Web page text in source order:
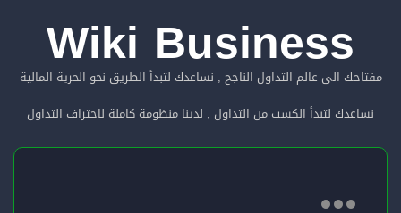
Wiki Business
مفتاحك الى عالم التداول الناجح , نساعدك لتبدأ الطريق نحو الحرية المالية
نساعدك لتبدأ الكسب من التداول , لدينا منظومة كاملة لاحتراف التداول